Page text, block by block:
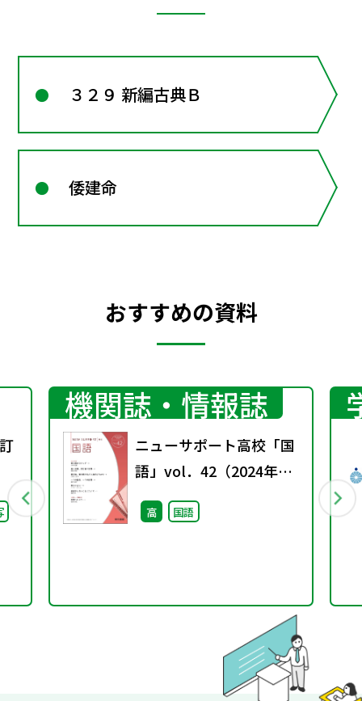
３２９ 新編古典Ｂ
倭建命
おすすめの資料
機関誌・情報誌
ニューサポート高校「国
語」vol．42（2024年秋
号）
高 国語